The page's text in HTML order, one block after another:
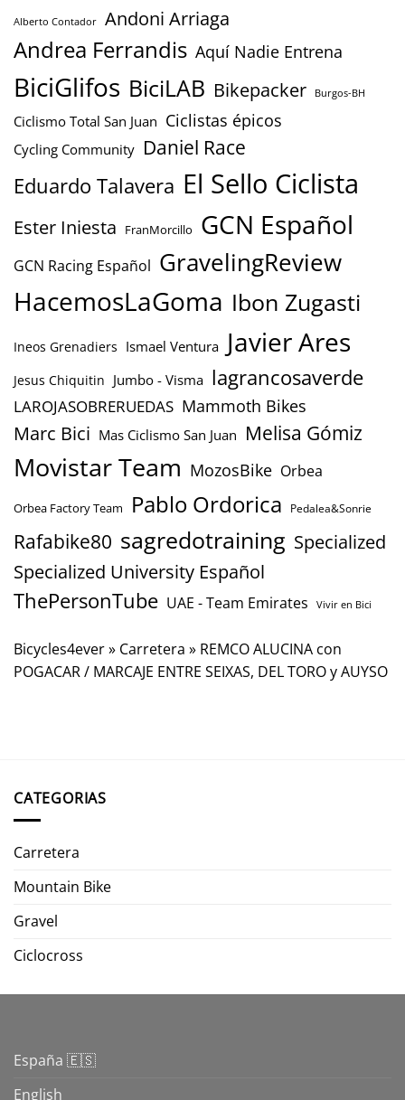
Alberto Contador Andoni Arriaga
Andrea Ferrandis Aquí Nadie Entrena
BiciGlifos BiciLAB Bikepacker Burgos-BH
Ciclismo Total San Juan Ciclistas épicos
Cycling Community Daniel Race
Eduardo Talavera El Sello Ciclista
Ester Iniesta FranMorcillo GCN Español
GCN Racing Español GravelingReview
HacemosLaGoma Ibon Zugasti
Ineos Grenadiers Ismael Ventura Javier Ares
Jesus Chiquitin Jumbo - Visma lagrancosaverde
LAROJASOBRERUEDAS Mammoth Bikes
Marc Bici Mas Ciclismo San Juan Melisa Gómiz
Movistar Team MozosBike Orbea
Orbea Factory Team Pablo Ordorica Pedalea&Sonrie
Rafabike80 sagredotraining Specialized
Specialized University Español
ThePersonTube UAE - Team Emirates Vivir en Bici
Bicycles4ever» Carretera » REMCO ALUCINA con
POGACAR / MARCAJE ENTRE SEIXAS, DEL TORO y AUYSO
CATEGORIAS
Carretera
Mountain Bike
Gravel
Ciclocross
España 🇪🇸
English